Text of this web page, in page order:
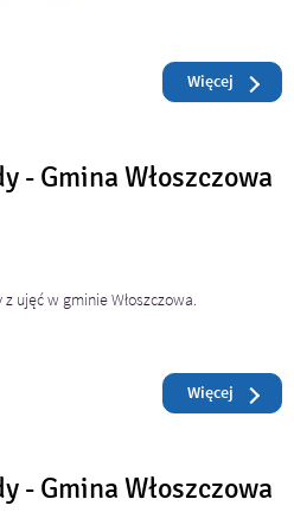
Czytaj
Więcej o:
- Gmina Włoszczowa
ujęć w gminie Włoszczowa.
Czytaj
Więcej o:
- Gmina Włoszczowa